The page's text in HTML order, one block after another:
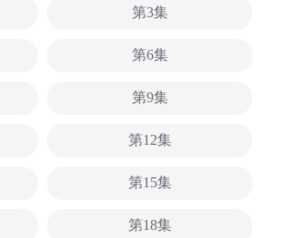
第3集
第6集
第9集
第12集
第15集
第18集